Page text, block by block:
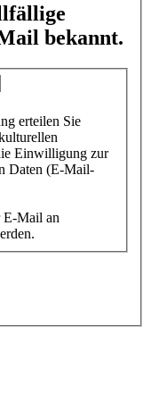
bekannt.
erteilen Sie
Einwilligung zur
Daten (E-Mail-
E-Mail an